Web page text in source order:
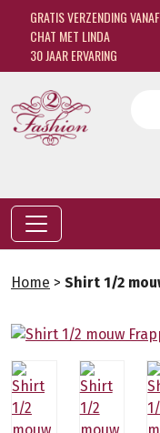
GRATIS VERZENDING
CHAT MET LINDA
30 JAAR ERVARING
Home > Shirt 1/2